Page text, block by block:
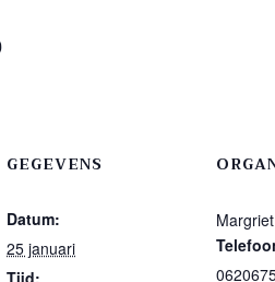
GEGEVENS
Datum:
25 januari
Tijd: